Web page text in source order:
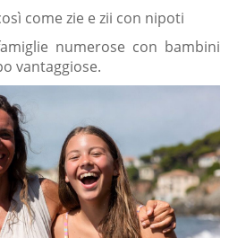
come zie e zii con nipoti
numerose con bambini
vantaggiose.